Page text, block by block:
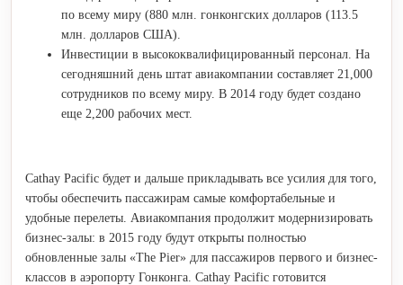
по всему миру (880 млн. гонконгских долларов (113.5
млн. долларов США).
Инвестиции в высококвалифицированный персонал. На
сегодняшний день штат авиакомпании составляет 21,000
сотрудников по всему миру. В 2014 году будет создано
еще 2,200 рабочих мест.
Cathay Pacific будет и дальше прикладывать все усилия для того,
чтобы обеспечить пассажирам самые комфортабельные и
удобные перелеты. Авиакомпания продолжит модернизировать
бизнес-залы: в 2015 году будут открыты полностью
обновленные залы «The Pier» для пассажиров первого и бизнес-
классов в аэропорту Гонконга. Cathay Pacific готовится